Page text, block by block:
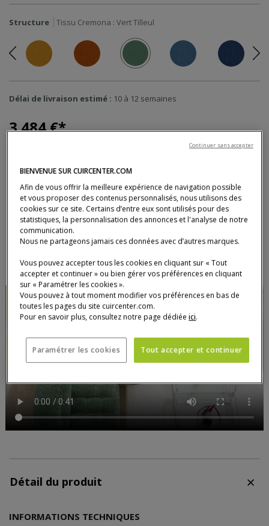
Structure Tissu Cremona : Vert Tilleul
Précédent
Délai de livraison estimé : 10 à 12 semaines
3 484 €
magasin).
Quantité
AJOUTER AU PANIER
Détail du produit
INFORMATIONS TECHNIQUES
BIENVENUE SUR CUIRCENTER.COM
Afin de vous offrir la meilleure expérience de navigation possible
et vous proposer des contenus personnalisés, nous utilisons des
cookies sur ce site. Certains d’entre eux sont utilisés pour des
statistiques, la personnalisation des annonces et l'analyse de notre
communication.
Nous ne partageons jamais ces données avec d’autres marques.
Vous pouvez accepter tous les cookies en cliquant sur « Tout
accepter et continuer » ou bien gérer vos préférences en cliquant
sur « Paramétrer les cookies ».
Vous pouvez à tout moment modifier vos préférences en bas de
toutes les pages du site cuircenter.com.
Pour en savoir plus, consultez notre page dédiéeici.
Paramétrer les cookies Tout accepter et continuer
Continuer sans accepter